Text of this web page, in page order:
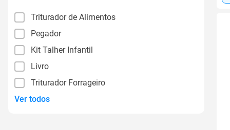
Triturador de Alimentos
Pegador
Kit Talher Infantil
Livro
Triturador Forrageiro
Ver todos